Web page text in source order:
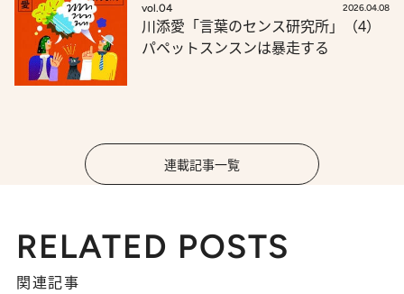
vol.04 2026.04.08
川添愛「言葉のセンス研究所」（4）
パペットスンスンは暴走する
連載記事一覧
RELATED POSTS
関連記事